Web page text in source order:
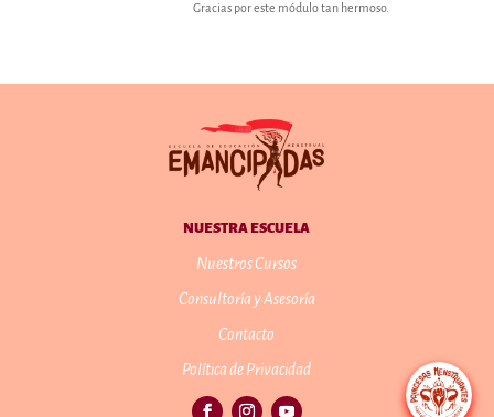
Gracias por este módulo tan hermoso.
NUESTRA ESCUELA
Nuestros Cursos
Consultoría y Asesoría
Contacto
Política de Privacidad